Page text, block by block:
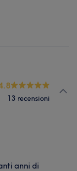
13 recensioni
anni di